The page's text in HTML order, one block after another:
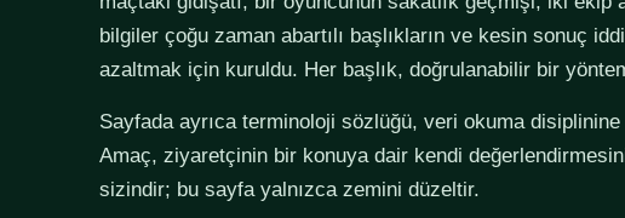
bilgiler çoğu zaman abartılı başlıkların ve kesin sonuç
azaltmak için kuruldu. Her başlık, doğrulanabilir bir
Sayfada ayrıca terminoloji sözlüğü, veri okuma
Amaç, ziyaretçinin bir konuya dair kendi
sizindir; bu sayfa yalnızca zemini düzeltir.